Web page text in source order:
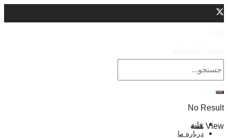
No Result
View همه
خانه
درباره ما